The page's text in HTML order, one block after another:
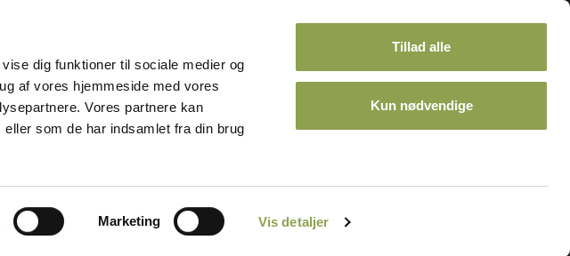
dig funktioner til sociale medier og
af vores hjemmeside med vores
Vores partnere kan
som de har indsamlet fra din brug
Marketing Vis detaljer
Tillad alle
Kun nødvendige
Om os Kontakt Kalender